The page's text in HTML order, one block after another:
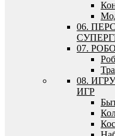
06.
07.
08.
ИГР